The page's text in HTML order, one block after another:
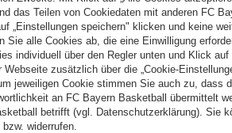
für ihren Trainings- und
als Basis für die Durchführung der
ausgelegten Regeln in der Praxis
des ersten MEHLFELDs Biergarten
Modus: 5 Runden Schweizer